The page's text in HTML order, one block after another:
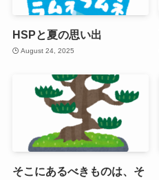
HSPと夏の思い出
August 24, 2025
そこにあるべきものは、そ